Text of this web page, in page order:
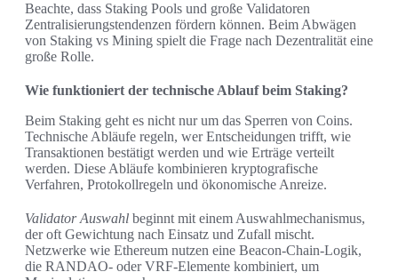
Beachte, dass Staking Pools und große Validatoren
Zentralisierungstendenzen fördern können. Beim Abwägen
von Staking vs Mining spielt die Frage nach Dezentralität eine
große Rolle.
Wie funktioniert der technische Ablauf beim Staking?
Beim Staking geht es nicht nur um das Sperren von Coins.
Technische Abläufe regeln, wer Entscheidungen trifft, wie
Transaktionen bestätigt werden und wie Erträge verteilt
werden. Diese Abläufe kombinieren kryptografische
Verfahren, Protokollregeln und ökonomische Anreize.
Validator Auswahl beginnt mit einem Auswahlmechanismus,
der oft Gewichtung nach Einsatz und Zufall mischt.
Netzwerke wie Ethereum nutzen eine Beacon-Chain-Logik,
die RANDAO- oder VRF-Elemente kombiniert, um